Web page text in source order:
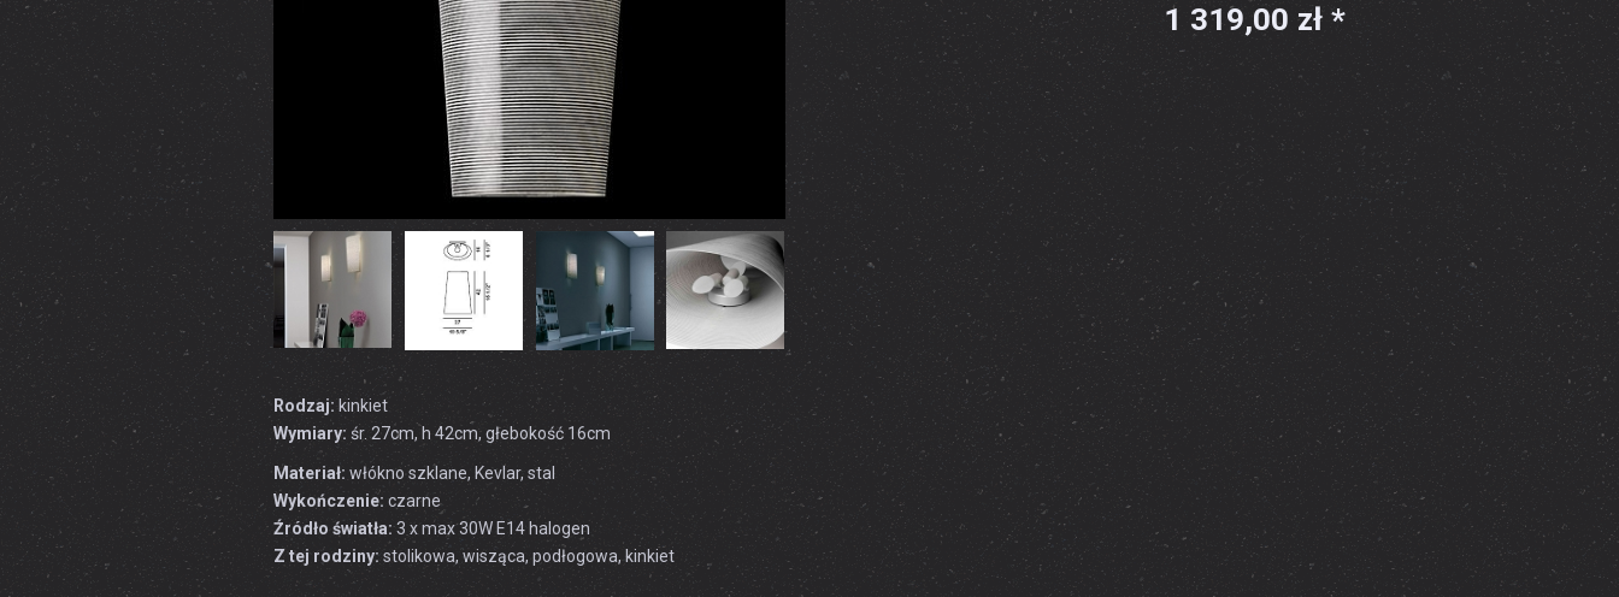
1 319,00 zł *
Rodzaj: kinkiet
Wymiary: śr. 27cm, h 42cm, głebokość 16cm
Materiał: włókno szklane, Kevlar, stal
Wykończenie: czarne
Źródło światła:3 x max 30W E14 halogen
Z tej rodziny: stolikowa, wisząca, podłogowa, kinkiet